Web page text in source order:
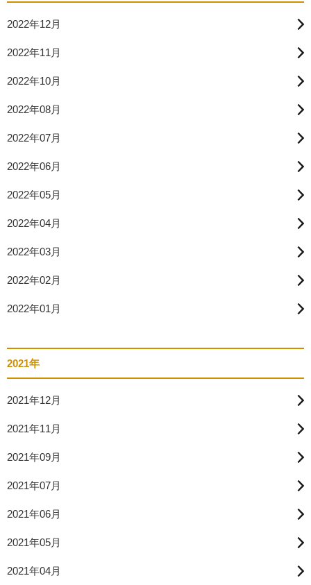
2022年12月
2022年11月
2022年10月
2022年08月
2022年07月
2022年06月
2022年05月
2022年04月
2022年03月
2022年02月
2022年01月
2021年
2021年12月
2021年11月
2021年09月
2021年07月
2021年06月
2021年05月
2021年04月